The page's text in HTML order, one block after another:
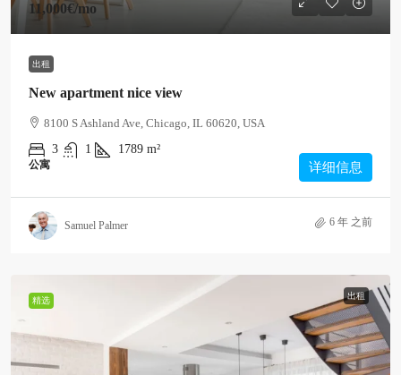
11,000€/mo
出租
New apartment nice view
8100 S Ashland Ave, Chicago, IL 60620, USA
3
1 1789 m²
公寓 详细信息
Samuel Palmer 6 年 之前
精选 出租